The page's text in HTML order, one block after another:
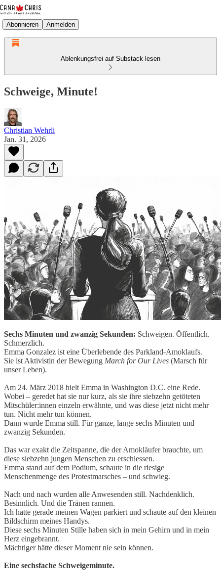
Abonnieren Anmelden
Ablenkungsfrei auf Substack lesen
Schweige, Minute!
Christian Wehrli
Jan. 31, 2026
Sechs Minuten und zwanzig Sekunden: Schweigen. Öffentlich.
Schmerzlich.
Emma Gonzalez ist eine Überlebende des Parkland-Amoklaufs.
Sie ist Aktivistin der Bewegung March for Our Lives (Marsch für
unser Leben).
Am 24. März 2018 hielt Emma in Washington D.C. eine Rede.
Wobei – geredet hat sie nur kurz, als sie ihre siebzehn getöteten
Mitschüler:innen einzeln erwähnte, und was diese jetzt nicht mehr
tun. Nicht mehr tun können.
Dann wurde Emma still. Für ganze, lange sechs Minuten und
zwanzig Sekunden.
Das war exakt die Zeitspanne, die der Amokläufer brauchte, um
diese siebzehn jungen Menschen zu erschiessen.
Emma stand auf dem Podium, schaute in die riesige
Menschenmenge des Protestmarsches – und schwieg.
Nach und nach wurden alle Anwesenden still. Nachdenklich.
Besinnlich. Und die Tränen rannen.
Ich hatte gerade meinen Wagen parkiert und schaute auf den kleinen
Bildschirm meines Handys.
Diese sechs Minuten Stille haben sich in mein Gehirn und in mein
Herz eingebrannt.
Mächtiger hätte dieser Moment nie sein können.
Eine sechsfache Schweigeminute.